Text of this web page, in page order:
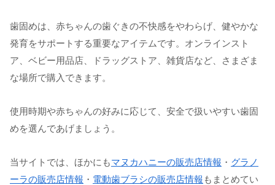
歯固めは、赤ちゃんの歯ぐきの不快感をやわらげ、健やかな
発育をサポートする重要なアイテムです。オンラインスト
ア、ベビー用品店、ドラッグストア、雑貨店など、さまざま
な場所で購入できます。
使用時期や赤ちゃんの好みに応じて、安全で扱いやすい歯固
めを選んであげましょう。
当サイトでは、ほかにもマヌカハニーの販売店情報 ・ グラノ
ーラの販売店情報 ・ 電動歯ブラシの販売店情報 もまとめてい